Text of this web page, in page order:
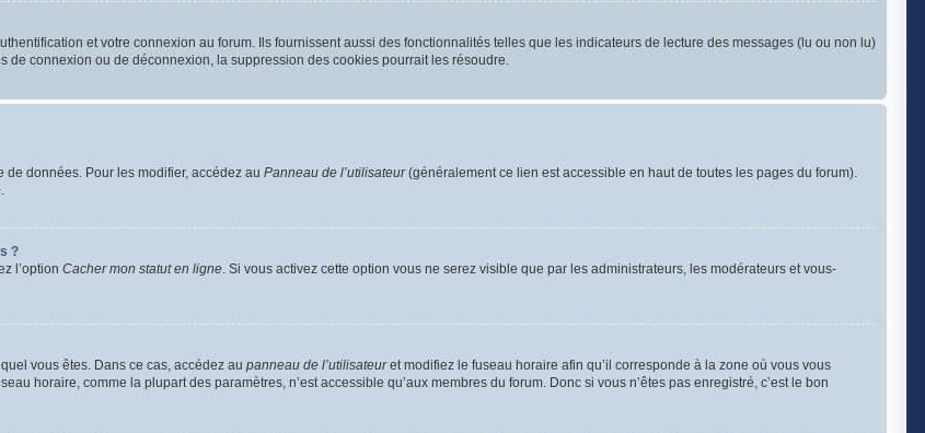
et votre connexion au forum. Ils fournissent aussi des fonctionnalités telles que les indicateurs de lecture des messages (lu ou non lu)
connexion ou de déconnexion, la suppression des cookies pourrait les résoudre.
de données. Pour les modifier, accédez au Panneau de l’utilisateur(généralement ce lien est accessible en haut de toutes les pages du forum).
?
l’option Cacher mon statut en ligne. Si vous activez cette option vous ne serez visible que par les administrateurs, les modérateurs et vous-
vous êtes. Dans ce cas, accédez au panneau de l’utilisateuret modifiez le fuseau horaire afin qu’il corresponde à la zone où vous vous
horaire, comme la plupart des paramètres, n’est accessible qu’aux membres du forum. Donc si vous n’êtes pas enregistré, c’est le bon